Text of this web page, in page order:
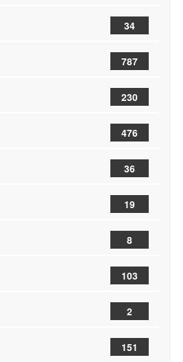
34
787
230
476
36
19
8
103
2
151